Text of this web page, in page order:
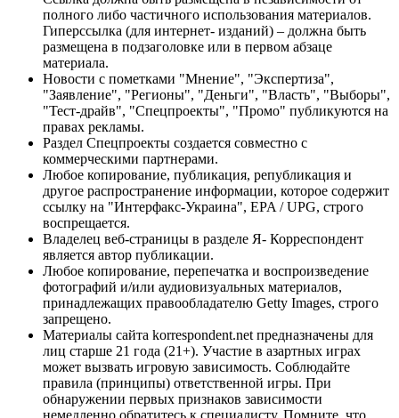
полного либо частичного использования материалов.
Гиперссылка (для интернет- изданий) – должна быть
размещена в подзаголовке или в первом абзаце
материала.
Новости с пометками "Мнение", "Экспертиза",
"Заявление", "Регионы", "Деньги", "Власть", "Выборы",
"Тест-драйв", "Спецпроекты", "Промо" публикуются на
правах рекламы.
Раздел Спецпроекты создается совместно с
коммерческими партнерами.
Любое копирование, публикация, републикация и
другое распространение информации, которое содержит
ссылку на "Интерфакс-Украина", EPA / UPG, строго
воспрещается.
Владелец веб-страницы в разделе Я- Корреспондент
является автор публикации.
Любое копирование, перепечатка и воспроизведение
фотографий и/или аудиовизуальных материалов,
принадлежащих правообладателю Getty Images, строго
запрещено.
Материалы сайта korrespondent.net предназначены для
лиц старше 21 года (21+). Участие в азартных играх
может вызвать игровую зависимость. Соблюдайте
правила (принципы) ответственной игры. При
обнаружении первых признаков зависимости